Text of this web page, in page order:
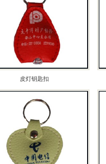
皮灯钥匙扣